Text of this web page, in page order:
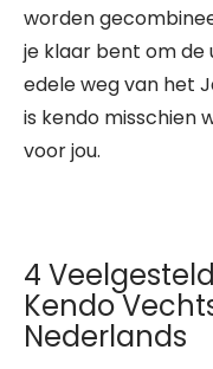
worden
je klaar bent om de
edele weg van het
is kendo misschien
voor jou.
4
Kendo
Nederlands